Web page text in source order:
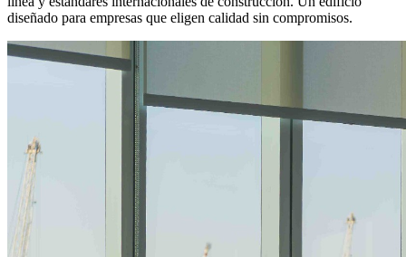
diseñado para empresas que eligen calidad sin compromisos.